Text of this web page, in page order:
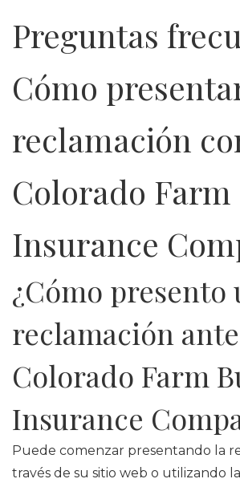
Preguntas
Cómo
reclamación
Colorado Farm
Insurance
¿Cómo presento
reclamación ante
Colorado Farm
Insurance
Puede comenzar presentando la
través de su sitio web o utilizando